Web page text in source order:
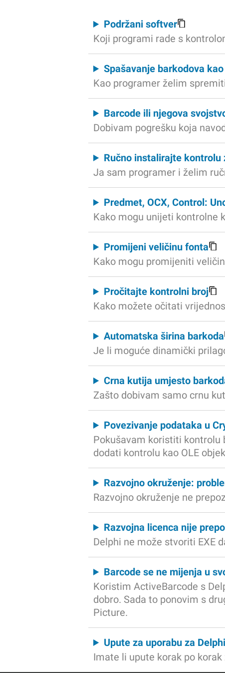
Podržani softver
Koji programi rade s
Spašavanje barkodova
Kao programer želim
Barcode ili njegova
Dobivam pogrešku koja
Ručno instalirajte kontrolu
Ja sam programer i želim
Predmet, OCX, Control:
Kako mogu unijeti kontrolne
Promijeni veličinu fonta
Kako mogu promijeniti
Pročitajte kontrolni broj
Kako možete očitati
Automatska širina barkoda
Je li moguće dinamički
Crna kutija umjesto
Zašto dobivam samo crnu
Povezivanje podataka u
Pokušavam koristiti kontrolu
dodati kontrolu kao OLE
Razvojno okruženje:
Razvojno okruženje ne
Razvojna licenca nije
Delphi ne može stvoriti EXE
Barcode se ne mijenja u
Koristim ActiveBarcode s
dobro. Sada to ponovim s
Picture.
Upute za uporabu za
Imate li upute korak po